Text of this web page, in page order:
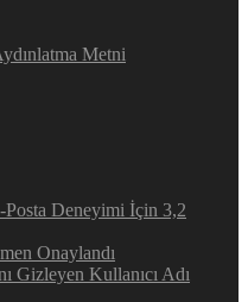
Metni
Posta Deneyimi İçin 3,2
Onaylandı
Gizleyen Kullanıcı Adı